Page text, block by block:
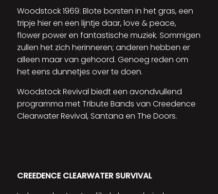
Woodstock 1969: Blote borsten in het gras, een
tripje hier en een lijntje daar, love & peace,
flower power en fantastische muziek. Sommigen
zullen het zich herinneren; anderen hebben er
alleen maar van gehoord. Genoeg reden om
het eens dunnetjes over te doen.
Woodstock Revival biedt een avondvullend
programma met Tribute Bands van Creedence
Clearwater Revival, Santana en The Doors.
CREEDENCE CLEARWATER SURVIVAL